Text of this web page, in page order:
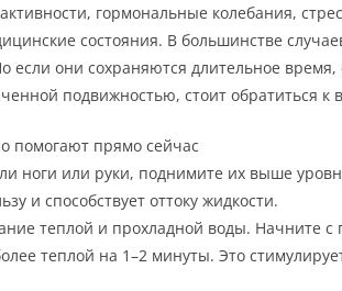
гормональные колебания,
состояния. В большинстве
если они сохраняются длительное
подвижностью, стоит обратиться к
помогают прямо сейчас
ноги или руки, поднимите их выше
и способствует оттоку жидкости.
теплой и прохладной воды. Начните с
теплой на 1–2 минуты. Это